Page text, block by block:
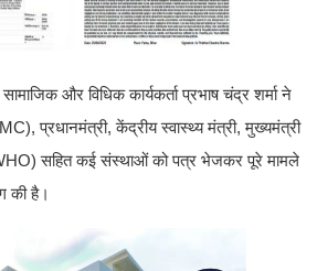
और विधिक कार्यकर्ता प्रभाष चंद्र शर्मा ने
प्रधानमंत्री, केंद्रीय स्वास्थ्य मंत्री, मुख्यमंत्री
सहित कई संस्थाओं को पत्र भेजकर पूरे मामले
की है।